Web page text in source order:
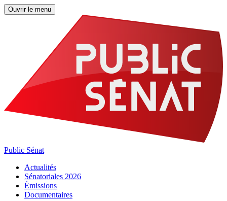
Ouvrir le menu
Public Sénat
Actualités
Sénatoriales 2026
Émissions
Documentaires